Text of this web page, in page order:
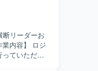
断リーダーお
ていただき